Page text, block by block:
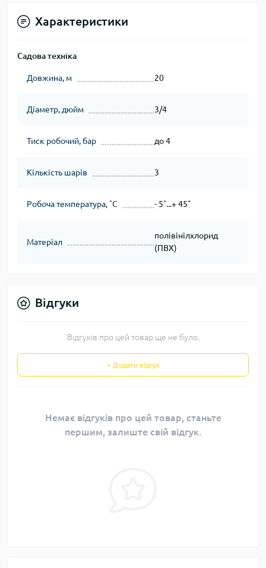
Характеристики
Садова техніка
Довжина, м 20
Діаметр, дюйм 3/4
Тиск робочий, бар до 4
Кількість шарів 3
Робоча температура, ˚С - 5˚...+ 45˚
Матеріал
полівінілхлорид
(ПВХ)
Відгуки
Відгуків про цей товар ще не було.
+ Додати відгук
Немає відгуків про цей товар, станьте
першим, залиште свій відгук.